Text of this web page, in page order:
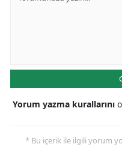
Yorum yazma kurallarını
* Bu içerik ile ilgili yorum